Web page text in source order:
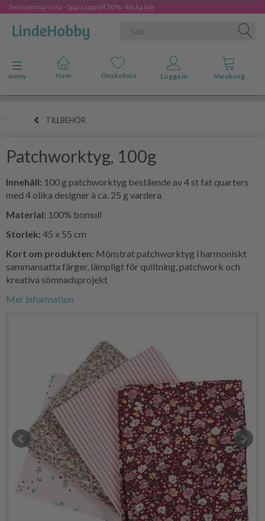
Sensommarsrea - Spara upp till 50% - klicka här
Ändra navigering
meny
TILLBEHÖR
Patchworktyg, 100g
Innehåll: 100 g patchworktyg bestående av 4 st fat quarters
med 4 olika designer à ca. 25 g vardera
Material: 100% bomull
Storlek: 45 x 55 cm
Kort om produkten: Mönstrat patchworktyg i harmoniskt
sammansatta färger, lämpligt för quiltning, patchwork och
kreativa sömnadsprojekt
Mer information